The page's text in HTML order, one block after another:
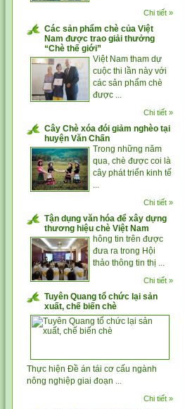
Chi tiết »
Các sản phẩm chè của Việt
Nam được trao giải thưởng
“Chè thế giới”
Việt Nam tham dự
cuộc thi lần này với
các sản phẩm chè
được ...
Chi tiết »
Cây Chè xóa đói giảm nghèo tại
huyện Văn Chấn
Trong những năm
qua, chè được coi là
cây phát triển kinh tế
...
Chi tiết »
Tận dụng văn hóa để xây dựng
thương hiệu chè Việt Nam
hông tin trên được
đưa ra trong Hội
thảo thông tin thị ...
Chi tiết »
Tuyên Quang tổ chức lại sản
xuất, chế biến chè
Thực hiện Đề án tái cơ cấu ngành
nông nghiệp giai đoạn ...
Chi tiết »